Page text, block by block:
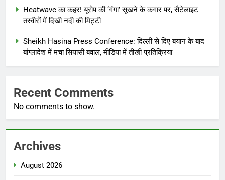
Heatwave का कहर! यूरोप की ‘गंगा’ सूखने के कगार पर, सैटेलाइट
तस्वीरों में दिखी नदी की मिट्टी
Sheikh Hasina Press Conference: दिल्ली से दिए बयान के बाद
बांग्लादेश में मचा सियासी बवाल, मीडिया में तीखी प्रतिक्रिया
Recent Comments
No comments to show.
Archives
August 2026